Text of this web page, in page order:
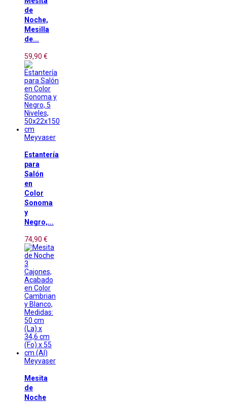
de
Noche,
Mesilla
de...
59,90 €
Meyvaser
Estantería
para
Salón
en
Color
Sonoma
y
Negro,...
74,90 €
Meyvaser
Mesita
de
Noche